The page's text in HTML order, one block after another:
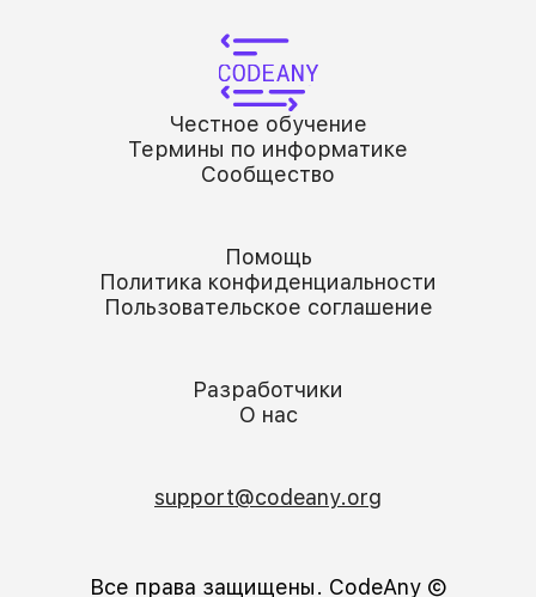
Честное обучение
Термины по информатике
Сообщество
Помощь
Политика конфиденциальности
Пользовательское соглашение
Разработчики
О нас
support@codeany.org
Все права защищены. CodeAny Ⓒ